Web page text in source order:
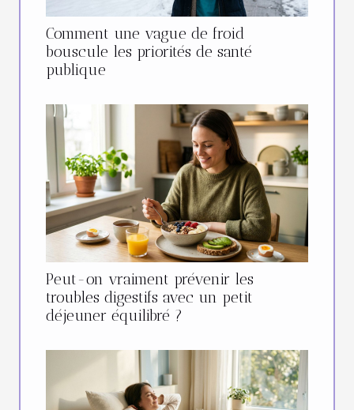
Comment une vague de froid
bouscule les priorités de santé
publique
Peut-on vraiment prévenir les
troubles digestifs avec un petit
déjeuner équilibré ?